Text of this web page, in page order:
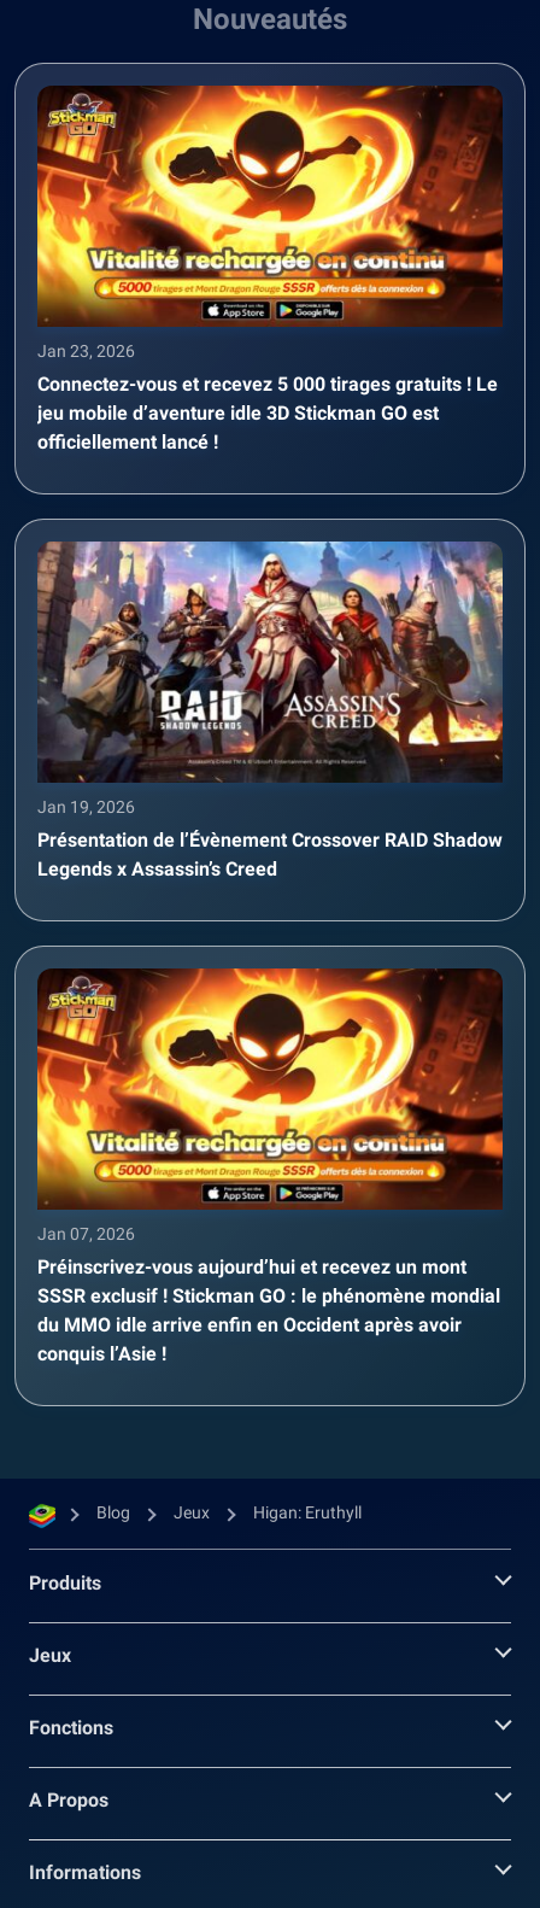
Nouveautés
Jan 23, 2026
Connectez-vous et recevez 5 000 tirages gratuits ! Le
jeu mobile d’aventure idle 3D Stickman GO est
officiellement lancé !
Jan 19, 2026
Présentation de l’Évènement Crossover RAID Shadow
Legends x Assassin’s Creed
Jan 07, 2026
Préinscrivez-vous aujourd’hui et recevez un mont
SSSR exclusif ! Stickman GO : le phénomène mondial
du MMO idle arrive enfin en Occident après avoir
conquis l’Asie !
Blog Jeux Higan: Eruthyll
Produits
Jeux
Fonctions
A Propos
Informations